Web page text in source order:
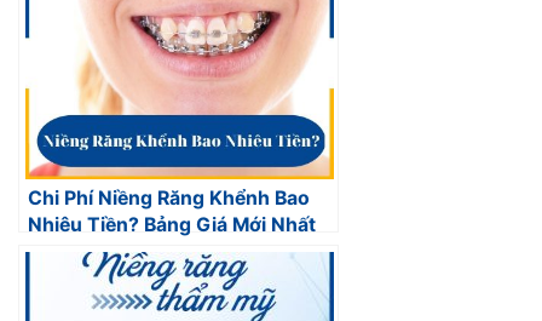
Chi Phí Niềng Răng Khểnh Bao
Nhiêu Tiền? Bảng Giá Mới Nhất